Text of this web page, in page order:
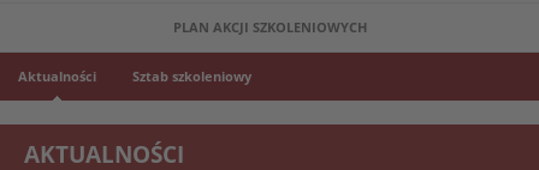
PLAN AKCJI SZKOLENIOWYCH
Aktualności Sztab szkoleniowy
AKTUALNOŚCI